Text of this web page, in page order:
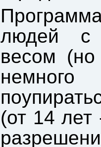
людей с
весом
(от 14 лет